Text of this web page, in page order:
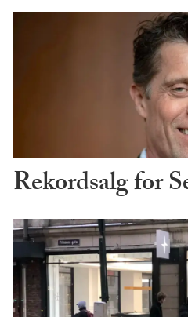
Rekordsalg for